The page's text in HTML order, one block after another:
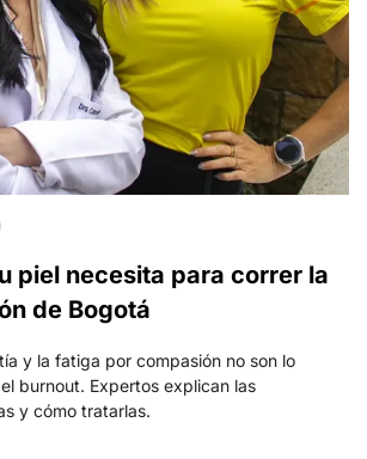
piel necesita para correr la
de Bogotá
y la fatiga por compasión no son lo
burnout. Expertos explican las
y cómo tratarlas.